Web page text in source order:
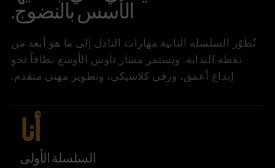
الأسس بالنضوج.
تُطوّر السلسلة الثانية مهارات النادل إلى ما هو أبعد من
نقطة البداية. ويستمر مسار تاوس الأوسع نطاقاً نحو
إبداع أعمق، ورقي كلاسيكي، وتطوير مهني متقدم.
أنا
السلسلة الأولى